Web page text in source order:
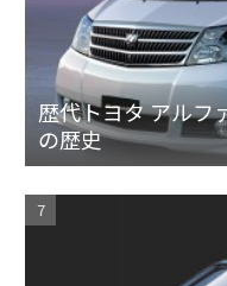
歴代トヨタ アルフ
の歴史